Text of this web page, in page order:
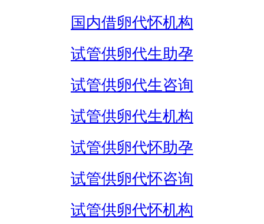
国内借卵代怀机构
试管供卵代生助孕
试管供卵代生咨询
试管供卵代生机构
试管供卵代怀助孕
试管供卵代怀咨询
试管供卵代怀机构